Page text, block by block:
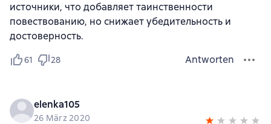
источники, что добавляет таинственности
повествованию, но снижает убедительность и
достоверность.
61 28 Antworten
elenka105
26 März 2020